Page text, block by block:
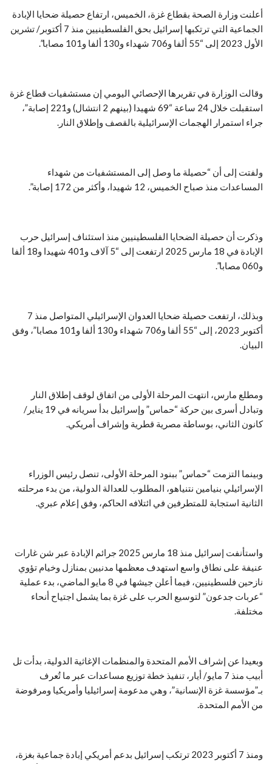
أعلنت وزارة الصحة بقطاع غزة، الخميس، ارتفاع حصيلة ضحايا الإبادة
الجماعية التي ترتكبها إسرائيل بحق الفلسطينيين منذ 7 أكتوبر/ تشرين
الأول 2023 إلى “55 ألفا و706 شهداء و130 ألفا و101 مصابا”.
وقالت الوزارة في تقريرها الإحصائي اليومي إن مستشفيات قطاع غزة
استقبلت خلال 24 ساعة “69 شهيدا (بينهم 2 انتشال) و221 إصابة”،
جراء استمرار الهجمات الإسرائيلية بالقصف وإطلاق النار.
ولفتت إلى أن “حصيلة ما وصل إلى المستشفيات من شهداء
المساعدات منذ صباح الخميس، 12 شهيدا، وأكثر من 172 إصابة”.
وذكرت أن حصيلة الضحايا الفلسطينيين منذ استئناف إسرائيل حرب
الإبادة في 18 مارس 2025 ارتفعت إلى “5 آلاف و401 شهيدا و18 ألفا
و060 مصابا”.
وبذلك، ارتفعت حصيلة ضحايا العدوان الإسرائيلي المتواصل منذ 7
أكتوبر 2023، إلى “55 ألفا و706 شهداء و130 ألفا و101 مصابا”، وفق
البيان.
ومطلع مارس، انتهت المرحلة الأولى من اتفاق لوقف إطلاق النار
وتبادل أسرى بين حركة “حماس” وإسرائيل بدأ سريانه في 19 يناير/
كانون الثاني، بوساطة مصرية قطرية وإشراف أمريكي.
وبينما التزمت “حماس” ببنود المرحلة الأولى، تنصل رئيس الوزراء
الإسرائيلي بنيامين نتنياهو، المطلوب للعدالة الدولية، من بدء مرحلته
الثانية استجابة للمتطرفين في ائتلافه الحاكم، وفق إعلام عبري.
واستأنفت إسرائيل منذ 18 مارس 2025 جرائم الإبادة عبر شن غارات
عنيفة على نطاق واسع استهدف معظمها مدنيين بمنازل وخيام تؤوي
نازحين فلسطينيين، فيما أعلن جيشها في 8 مايو الماضي، بدء عملية
“عربات جدعون” لتوسيع الحرب على غزة بما يشمل اجتياح أنحاء
مختلفة.
وبعيدا عن إشراف الأمم المتحدة والمنظمات الإغاثية الدولية، بدأت تل
أبيب منذ 7 مايو/ أيار، تنفيذ خطة توزيع مساعدات عبر ما تُعرف
بـ”مؤسسة غزة الإنسانية”، وهي مدعومة إسرائيليا وأمريكيا ومرفوضة
من الأمم المتحدة.
ومنذ 7 أكتوبر 2023 ترتكب إسرائيل بدعم أمريكي إبادة جماعية بغزة،